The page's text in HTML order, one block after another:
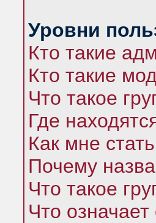
Уровни
Кто такие
Кто такие
Что такое
Где
Как мне
Почему
Что такое
Что